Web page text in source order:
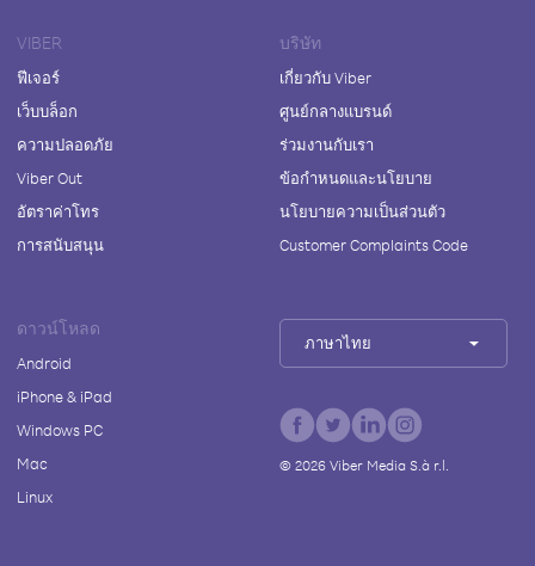
VIBER
ฟีเจอร์
เว็บบล็อก
ความปลอดภัย
Viber Out
อัตราค่าโทร
การสนับสนุน
บริษัท
เกี่ยวกับ Viber
ศูนย์กลางแบรนด์
ร่วมงานกับเรา
ข้อกำหนดและนโยบาย
นโยบายความเป็นส่วนตัว
Customer Complaints Code
ดาวน์โหลด
Android
iPhone & iPad
Windows PC
Mac
Linux
ภาษาไทย
© 2026Viber Media S.à r.l.